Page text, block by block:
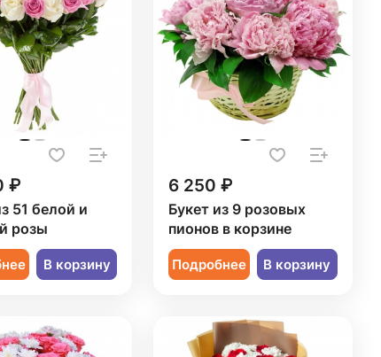
₽
51 белой и
розы
В корзину
6 250 ₽
Букет из 9 розовых
пионов в корзине
Подробнее В корзину